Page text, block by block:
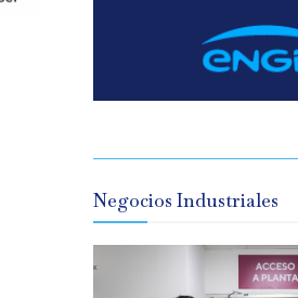
Negocios Industriales